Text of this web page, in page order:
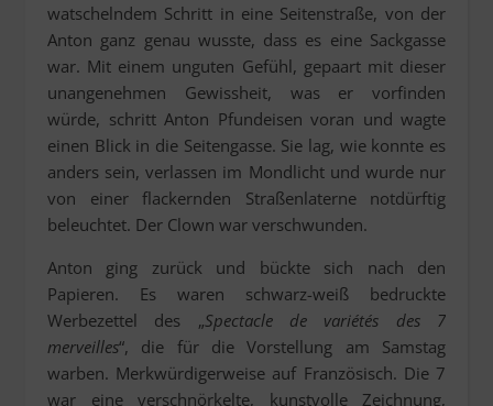
watschelndem Schritt in eine Seitenstraße, von der
Anton ganz genau wusste, dass es eine Sackgasse
war. Mit einem unguten Gefühl, gepaart mit dieser
unangenehmen Gewissheit, was er vorfinden
würde, schritt Anton Pfundeisen voran und wagte
einen Blick in die Seitengasse. Sie lag, wie konnte es
anders sein, verlassen im Mondlicht und wurde nur
von einer flackernden Straßenlaterne notdürftig
beleuchtet. Der Clown war verschwunden.
Anton ging zurück und bückte sich nach den
Papieren. Es waren schwarz-weiß bedruckte
Werbezettel des „Spectacle de variétés des 7
merveilles“, die für die Vorstellung am Samstag
warben. Merkwürdigerweise auf Französisch. Die 7
war eine verschnörkelte, kunstvolle Zeichnung,